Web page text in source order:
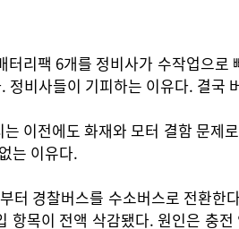
리팩 6개를 정비사가 수작업으
정비사들이 기피하는 이유다. 결국
이전에도 화재와 모터 결함 문제
는 이유다.
터 경찰버스를 수소버스로 전환한
항목이 전액 삭감됐다. 원인은 충